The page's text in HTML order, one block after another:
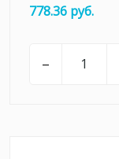
778.36 руб.
–